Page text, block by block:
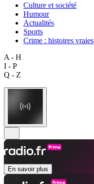
Culture et société
Humour
Actualités
Sports
Crime : histoires vraies
A - H
I - P
Q - Z
En savoir plus